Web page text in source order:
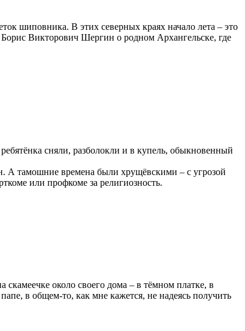
шиповника. В этих северных краях начало лета – это
Викторович Шергин о родном Архангельске, где
сняли, разболокли и в купель, обыкновенный
А тамошние времена были хрущёвскими – с угрозой
или профкоме за религиозность.
около своего дома – в тёмном платке, в
в общем-то, как мне кажется, не надеясь получить